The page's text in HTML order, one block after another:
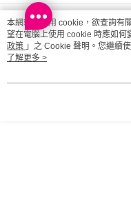
本網站中使用 cookie，欲查詢有
望在電腦上使用 cookie 時應如何
政策 」之 Cookie 聲明。您繼續
條款之 Cookie 聲明使用 cookie。
了解更多 >